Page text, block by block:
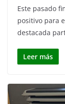
Este pasado
positivo para
destacada
Leer más